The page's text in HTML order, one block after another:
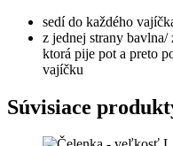
sedí do každého
z jednej strany
ktorá pije pot a preto
vajíčku
Súvisiace